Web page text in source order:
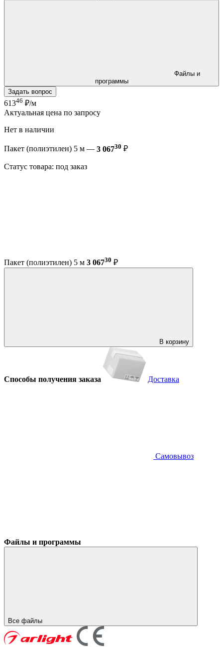
программы
Задать вопрос
61346 ₽/м
Актуальная цена по запросу
Нет в наличии
Пакет (полиэтилен) 5 м — 3 06730 ₽
Статус товара: под заказ
Пакет (полиэтилен) 5 м 3 06730 ₽
В корзину
Способы получения заказа Доставка
Самовывоз
Файлы и программы
Все файлы